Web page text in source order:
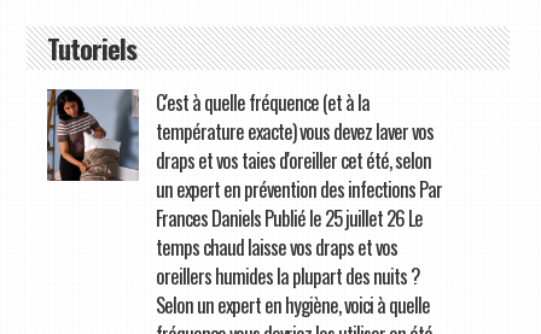
Tutoriels
C'est à quelle fréquence (et à la
température exacte) vous devez laver vos
draps et vos taies d'oreiller cet été, selon
un expert en prévention des infections Par
Frances Daniels Publié le 25 juillet 26 Le
temps chaud laisse vos draps et vos
oreillers humides la plupart des nuits ?
Selon un expert en hygiène, voici à quelle